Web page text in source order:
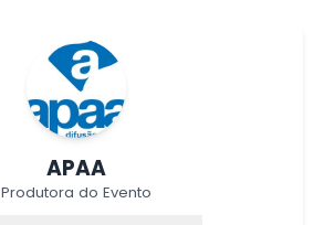
APAA
Produtora do Evento